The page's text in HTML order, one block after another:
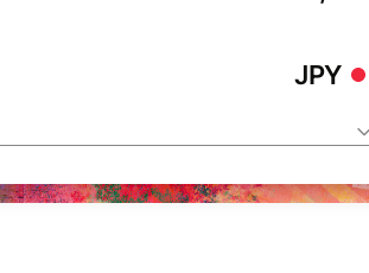
JPY